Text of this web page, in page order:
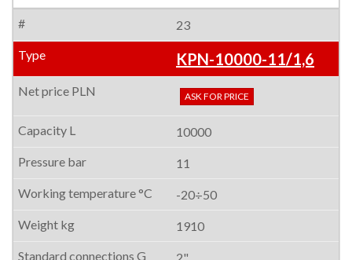
23
KPN-10000-11/1,6
ASK FOR PRICE
10000
11
-20÷50
1910
2"